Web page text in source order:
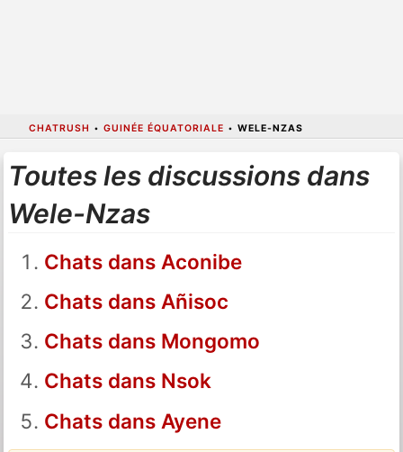
CHATRUSH • GUINÉE ÉQUATORIALE • WELE-NZAS
Toutes les discussions dans
Wele-Nzas
Chats dans Aconibe
Chats dans Añisoc
Chats dans Mongomo
Chats dans Nsok
Chats dans Ayene